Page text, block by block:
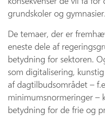
grundskoler og gymnasier.
De temaer, der er
eneste dele af
betydning for sektoren.
som digitalisering,
af dagtilbudsområdet –
minimumsnormeringer –
betydning for de frie og